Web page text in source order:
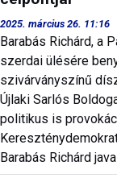
2025. március 26. 11:16
Barabás Richárd, a
szerdai ülésére
szivárványszínű
Újlaki Sarlós
politikus is
Barabás Richárd